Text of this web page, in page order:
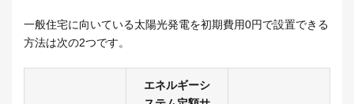
一般住宅に向いている太陽光発電を初期費用0円で設置できる
方法は次の2つです。
エネルギーシ